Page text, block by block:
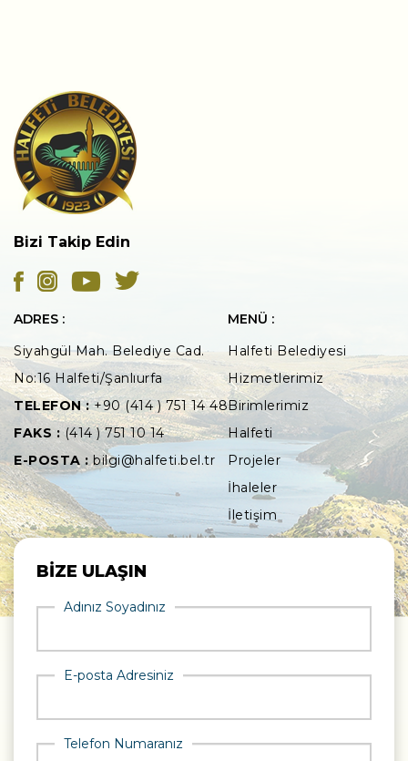
Bizi Takip Edin
ADRES :
Siyahgül Mah. Belediye Cad.
No:16 Halfeti/Şanlıurfa
TELEFON :+90 (414 ) 751 14 48
FAKS :(414 ) 751 10 14
E-POSTA :bilgi@halfeti.bel.tr
MENÜ :
Halfeti Belediyesi
Hizmetlerimiz
Birimlerimiz
Halfeti
Projeler
İhaleler
İletişim
BİZE ULAŞIN
Adınız Soyadınız
E-posta Adresiniz
Telefon Numaranız